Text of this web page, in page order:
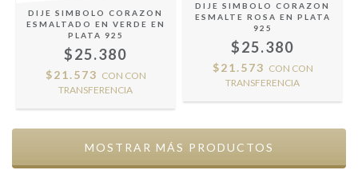
DIJE SIMBOLO CORAZON
ESMALTADO EN VERDE EN
PLATA 925
$25.380
$21.573 CON CON
TRANSFERENCIA
DIJE SIMBOLO CORAZON
ESMALTE ROSA EN PLATA
925
$25.380
$21.573 CON CON
TRANSFERENCIA
MOSTRAR MÁS PRODUCTOS